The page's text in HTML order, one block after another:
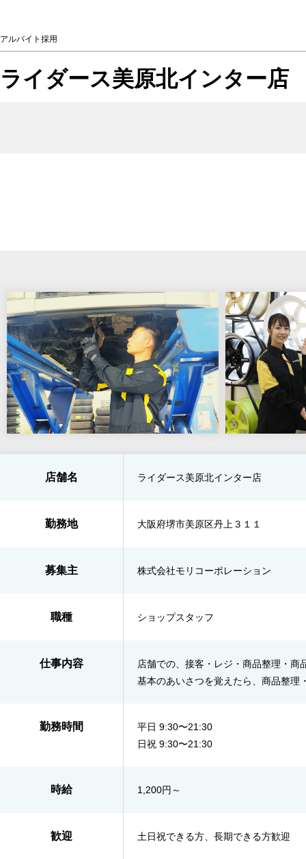
アルバイト採用
ライダース美原北インター店
店舗名 ライダース美原北インター店
勤務地 大阪府堺市美原区丹上３１１
募集主 株式会社モリコーポレーション
職種 ショップスタッフ
仕事内容
店舗での、接客・レジ・商品整理・
基本のあいさつを覚えたら、商品整理
勤務時間
平日 9:30〜21:30
日祝 9:30〜21:30
時給 1,200円～
歓迎 土日祝できる方、長期できる方歓迎